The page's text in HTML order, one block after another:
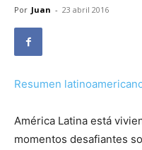
Por Juan - 23 abril 2016
Resumen
América Latina está
momentos desafiantes